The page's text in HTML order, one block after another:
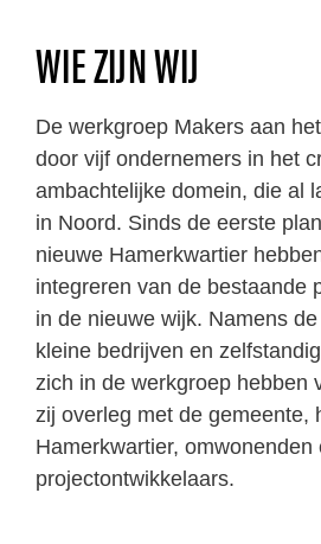
WIE ZIJN WIJ
De werkgroep Makers aan
door vijf ondernemers in het
ambachtelijke domein, die al
in Noord. Sinds de eerste
nieuwe Hamerkwartier
integreren van de bestaande
in de nieuwe wijk. Namens
kleine bedrijven en
zich in de werkgroep hebben
zij overleg met de gemeente,
Hamerkwartier, omwonenden
projectontwikkelaars.